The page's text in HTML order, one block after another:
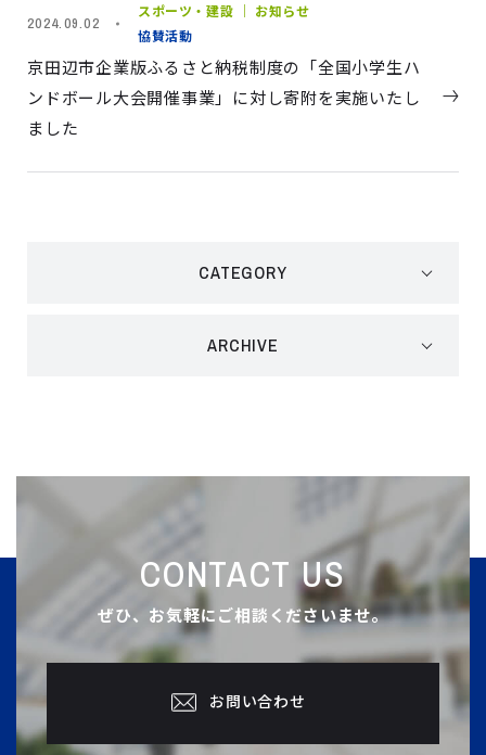
2024.09.02
スポーツ・建設 ｜ お知らせ
協賛活動
京田辺市企業版ふるさと納税制度の「全国小学生ハ
ンドボール大会開催事業」に対し寄附を実施いたし
ました
CATEGORY
ARCHIVE
CONTACT US
ぜひ、お気軽にご相談くださいませ。
お問い合わせ